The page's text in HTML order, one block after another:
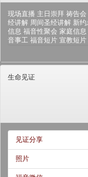
现场直播 主日崇拜 祷告会
经讲解 周间圣经讲解 新
信息 福音性聚会 家庭信息
音事工 福音短片 宣教短片
生命见证
见证分享
照片